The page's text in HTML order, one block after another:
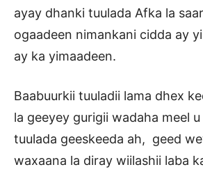
ayay dhanki tuulada Afka la
ogaadeen nimankani cidda ay
ay ka yimaadeen.
Baabuurkii tuuladii lama dhex
la geeyey gurigii wadaha meel
tuulada geeskeeda ah, geed
waxaana la diray wiilashii laba